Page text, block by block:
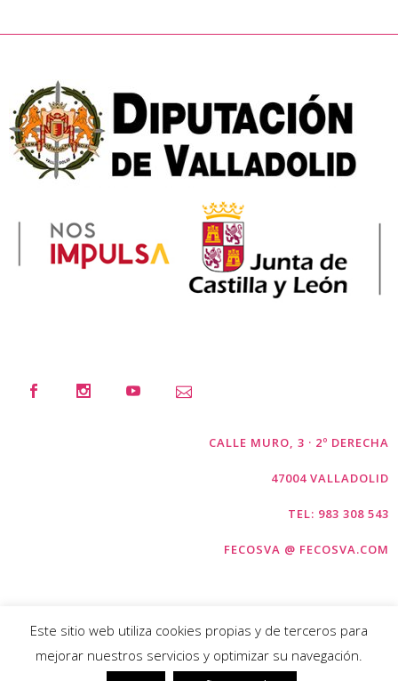
CALLE MURO, 3 · 2º DERECHA
47004 VALLADOLID
TEL: 983 308 543
FECOSVA @ FECOSVA.COM
COPYRIGHT © FECOSVA 2026 |AVISO
Este sitio web utiliza cookies propias y de terceros para
mejorar nuestros servicios y optimizar su navegación.